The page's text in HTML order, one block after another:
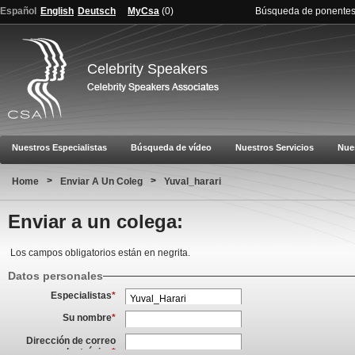
Español English Deutsch MyCsa (0) Búsqueda de ponentes
Celebrity Speakers
Nuestros Especialistas Búsqueda de vídeo Nuestros Servicios
Home > Enviar A Un Coleg > Yuval_harari
Enviar a un colega:
Los campos obligatorios están en negrita.
Datos personales
Especialistas*
Su nombre*
Dirección de correo
electrónico *